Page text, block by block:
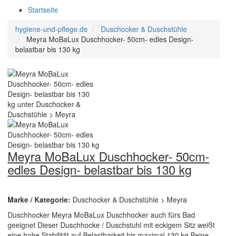
Startseite
hygiene-und-pflege.de
Duschocker & Duschstühle
Meyra MoBaLux Duschhocker- 50cm- edles Design-
belastbar bis 130 kg
Meyra MoBaLux Duschhocker- 50cm-
edles Design- belastbar bis 130 kg
Marke / Kategorie: Duschocker & Duschstühle > Meyra
Duschhocker Meyra MoBaLux Duschhocker auch fürs Bad
geeignet Dieser Duschhocke / Duschstuhl mit eckigem Sitz weißt